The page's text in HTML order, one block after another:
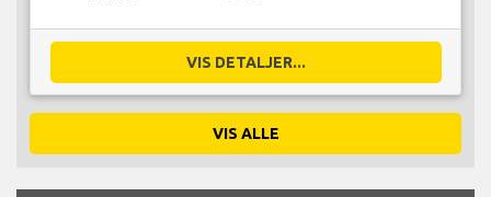
VIS DETALJER...
VIS ALLE